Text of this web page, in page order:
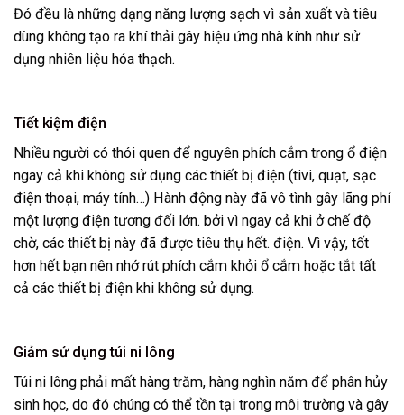
Đó đều là những dạng năng lượng sạch vì sản xuất và tiêu
dùng không tạo ra khí thải gây hiệu ứng nhà kính như sử
dụng nhiên liệu hóa thạch.
Tiết kiệm điện
Nhiều người có thói quen để nguyên phích cắm trong ổ điện
ngay cả khi không sử dụng các thiết bị điện (tivi, quạt, sạc
điện thoại, máy tính…) Hành động này đã vô tình gây lãng phí
một lượng điện tương đối lớn. bởi vì ngay cả khi ở chế độ
chờ, các thiết bị này đã được tiêu thụ hết. điện. Vì vậy, tốt
hơn hết bạn nên nhớ rút phích cắm khỏi ổ cắm hoặc tắt tất
cả các thiết bị điện khi không sử dụng.
Giảm sử dụng túi ni lông
Túi ni lông phải mất hàng trăm, hàng nghìn năm để phân hủy
sinh học, do đó chúng có thể tồn tại trong môi trường và gây